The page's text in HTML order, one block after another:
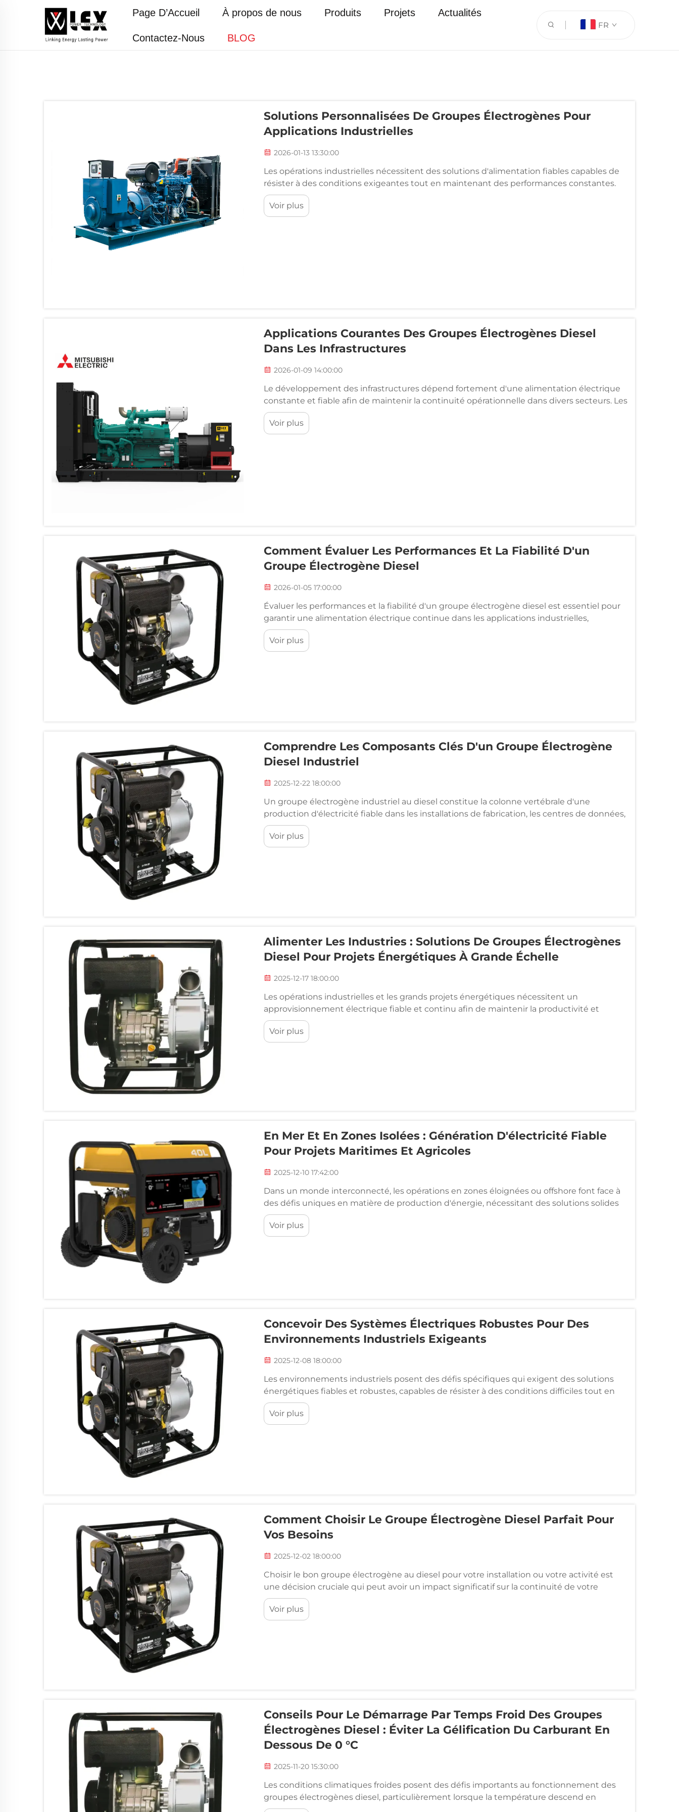
Page D’Accueil À propos de nous Produits Projets Actualités
Contactez-Nous BLOG
FR
Solutions Personnalisées De Groupes Électrogènes Pour
Applications Industrielles
2026-01-13 13:30:00
Les opérations industrielles nécessitent des solutions d'alimentation fiables capables de
résister à des conditions exigeantes tout en maintenant des performances constantes.
Un groupe électrogène constitue le pilier de la continuité électrique pour les installations
de fabrication, les centres de données, les hôpitaux,...
Voir plus
Applications Courantes Des Groupes Électrogènes Diesel
Dans Les Infrastructures
2026-01-09 14:00:00
Le développement des infrastructures dépend fortement d'une alimentation électrique
constante et fiable afin de maintenir la continuité opérationnelle dans divers secteurs. Les
groupes électrogènes diesel se sont imposés comme une solution fondamentale pour
alimenter les infrastructures critiques en cas de coupure du réseau...
Voir plus
Comment Évaluer Les Performances Et La Fiabilité D'un
Groupe Électrogène Diesel
2026-01-05 17:00:00
Évaluer les performances et la fiabilité d'un groupe électrogène diesel est essentiel pour
garantir une alimentation électrique continue dans les applications industrielles,
commerciales et résidentielles. Que vous prévoyiez d'acheter un nouvel équipement ou
d'évaluer un système existant,...
Voir plus
Comprendre Les Composants Clés D'un Groupe Électrogène
Diesel Industriel
2025-12-22 18:00:00
Un groupe électrogène industriel au diesel constitue la colonne vertébrale d'une
production d'électricité fiable dans les installations de fabrication, les centres de données,
les hôpitaux et de nombreuses autres applications critiques. Ces systèmes d'alimentation
sophistiqués combinent plusieurs composants qui fonctionnent...
Voir plus
Alimenter Les Industries : Solutions De Groupes Électrogènes
Diesel Pour Projets Énergétiques À Grande Échelle
2025-12-17 18:00:00
Les opérations industrielles et les grands projets énergétiques nécessitent un
approvisionnement électrique fiable et continu afin de maintenir la productivité et
garantir la sécurité opérationnelle. Lorsque l'alimentation par le réseau échoue ou devient
instable, les entreprises se tournent vers des solutions d'énergie de secours robustes qui...
Voir plus
En Mer Et En Zones Isolées : Génération D'électricité Fiable
Pour Projets Maritimes Et Agricoles
2025-12-10 17:42:00
Dans un monde interconnecté, les opérations en zones éloignées ou offshore font face à
des défis uniques en matière de production d'énergie, nécessitant des solutions solides
et fiables. Que ce soit pour soutenir des navires marins naviguant sur des eaux éloignées
ou des exploitations agricoles situées dans des zones rurales isolées...
Voir plus
Concevoir Des Systèmes Électriques Robustes Pour Des
Environnements Industriels Exigeants
2025-12-08 18:00:00
Les environnements industriels posent des défis spécifiques qui exigent des solutions
énergétiques fiables et robustes, capables de résister à des conditions difficiles tout en
maintenant des performances constantes. Des usines de fabrication fonctionnant 24
heures sur 24 aux infrastructures critiques...
Voir plus
Comment Choisir Le Groupe Électrogène Diesel Parfait Pour
Vos Besoins
2025-12-02 18:00:00
Choisir le bon groupe électrogène au diesel pour votre installation ou votre activité est
une décision cruciale qui peut avoir un impact significatif sur la continuité de votre
entreprise, l'efficacité opérationnelle et les coûts à long terme. Que vous ayez besoin
d'une alimentation de secours pour un hôpital, une fabrication...
Voir plus
Conseils Pour Le Démarrage Par Temps Froid Des Groupes
Électrogènes Diesel : Éviter La Gélification Du Carburant En
Dessous De 0 °C
2025-11-20 15:30:00
Les conditions climatiques froides posent des défis importants au fonctionnement des
groupes électrogènes diesel, particulièrement lorsque la température descend en
dessous de zéro. La gélification du carburant, la dégradation de la batterie et